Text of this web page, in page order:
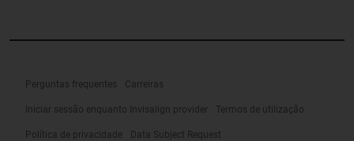
Perguntas frequentes Carreiras
Iniciar sessão enquanto Invisalign provider Termos de utilização
Política de privacidade Data Subject Request